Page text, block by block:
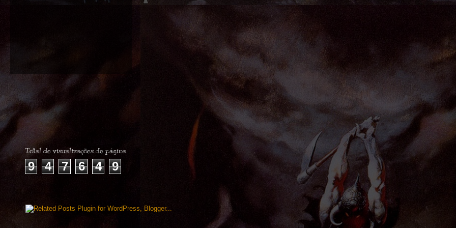
Total de visualizações de página
9 4 7 6 4 9